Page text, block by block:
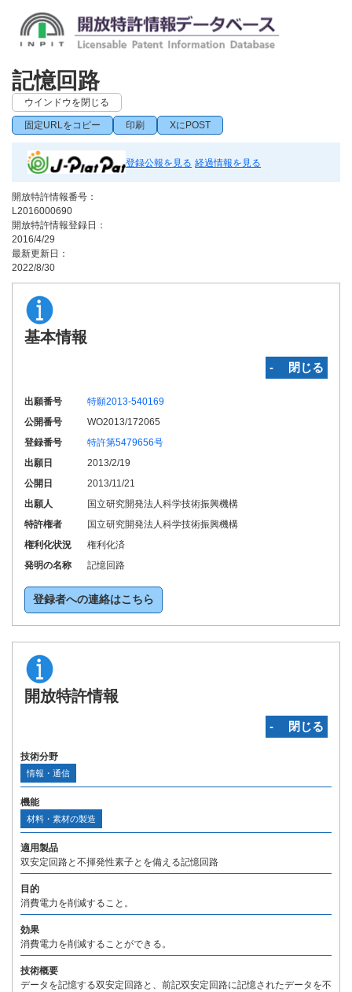
記憶回路
ウインドウを閉じる
固定URLをコピー 印刷 XにPOST
登録公報を見る 経過情報を見る
開放特許情報番号：
L2016000690
開放特許情報登録日：
2016/4/29
最新更新日：
2022/8/30
基本情報
‐ 閉じる
出願番号
特願2013-540169
公開番号
WO2013/172065
登録番号
特許第5479656号
出願日
2013/2/19
公開日
2013/11/21
出願人
国立研究開発法人科学技術振興機構
特許権者
国立研究開発法人科学技術振興機構
権利化状況
権利化済
発明の名称
記憶回路
登録者への連絡はこちら
開放特許情報
‐ 閉じる
技術分野
情報・通信
機能
材料・素材の製造
適用製品
双安定回路と不揮発性素子とを備える記憶回路
目的
消費電力を削減すること。
効果
消費電力を削減することができる。
技術概要
データを記憶する双安定回路と、前記双安定回路に記憶されたデータを不